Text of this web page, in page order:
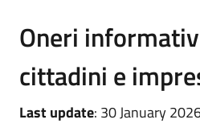
Oneri
cittadini e
Last update: 30 January